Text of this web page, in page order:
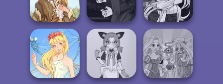
Creator
Victorian Alice
Tycoon
Grimm Beauty
Manga Creator
Vampire Hunter
P...
Manga Creator
Vampire Hunter
P...